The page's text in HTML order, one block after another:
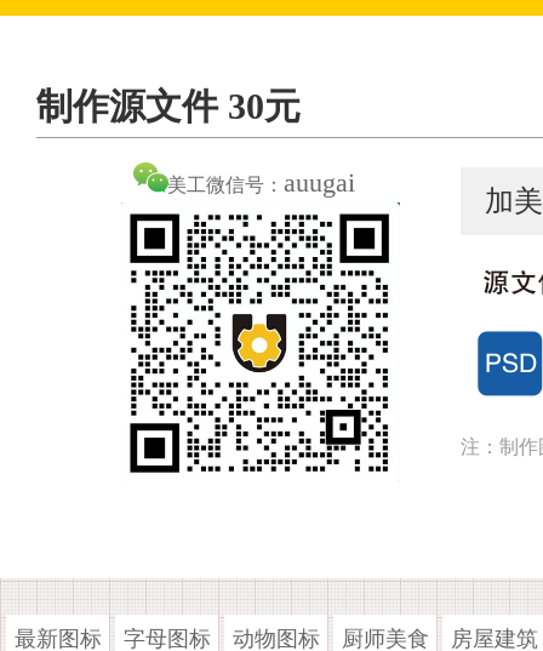
制作源文件 30元
美工微信号： auugai
加
注：制作
最新图标 字母图标 动物图标 厨师美食 房屋建筑